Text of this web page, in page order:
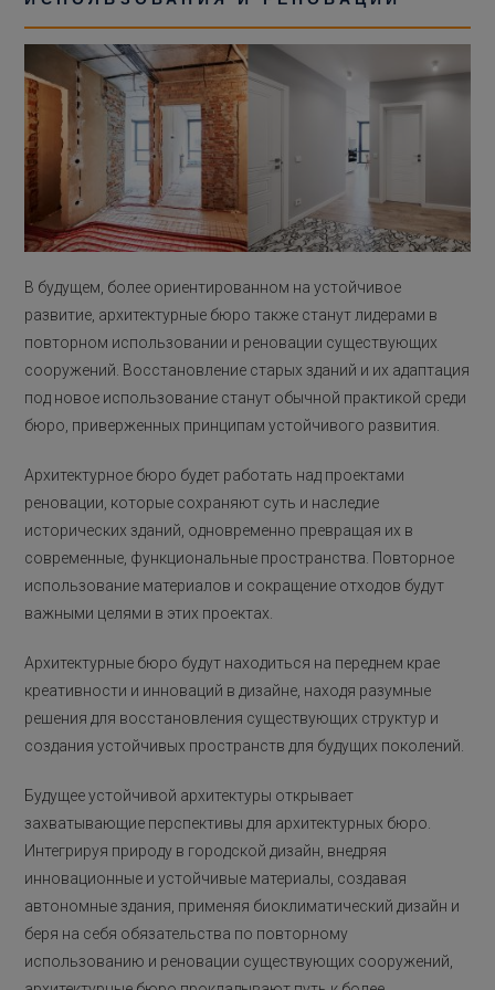
В будущем, более ориентированном на устойчивое
развитие, архитектурные бюро также станут лидерами в
повторном использовании и реновации существующих
сооружений. Восстановление старых зданий и их адаптация
под новое использование станут обычной практикой среди
бюро, приверженных принципам устойчивого развития.
Архитектурное бюро будет работать над проектами
реновации, которые сохраняют суть и наследие
исторических зданий, одновременно превращая их в
современные, функциональные пространства. Повторное
использование материалов и сокращение отходов будут
важными целями в этих проектах.
Архитектурные бюро будут находиться на переднем крае
креативности и инноваций в дизайне, находя разумные
решения для восстановления существующих структур и
создания устойчивых пространств для будущих поколений.
Будущее устойчивой архитектуры открывает
захватывающие перспективы для архитектурных бюро.
Интегрируя природу в городской дизайн, внедряя
инновационные и устойчивые материалы, создавая
автономные здания, применяя биоклиматический дизайн и
беря на себя обязательства по повторному
использованию и реновации существующих сооружений,